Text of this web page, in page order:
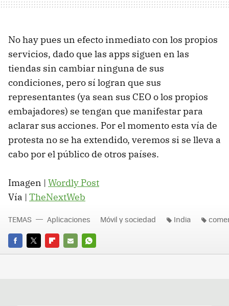
No hay pues un efecto inmediato con los propios
servicios, dado que las apps siguen en las
tiendas sin cambiar ninguna de sus
condiciones, pero sí logran que sus
representantes (ya sean sus CEO o los propios
embajadores) se tengan que manifestar para
aclarar sus acciones. Por el momento esta vía de
protesta no se ha extendido, veremos si se lleva a
cabo por el público de otros países.
Imagen | Wordly Post
Vía | TheNextWeb
FACEBOOK
TWITTERFLIPBOARD
E-
WHATSAPP
TEMAS Aplicaciones Móvil y sociedad India